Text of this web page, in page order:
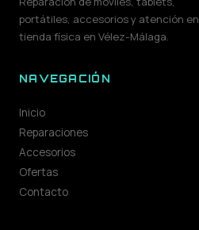
portátiles, accesorios y atención en
tienda física en Vélez-Málaga.
NAVEGACIÓN
Inicio
Reparaciones
Accesorios
Ofertas
Contacto